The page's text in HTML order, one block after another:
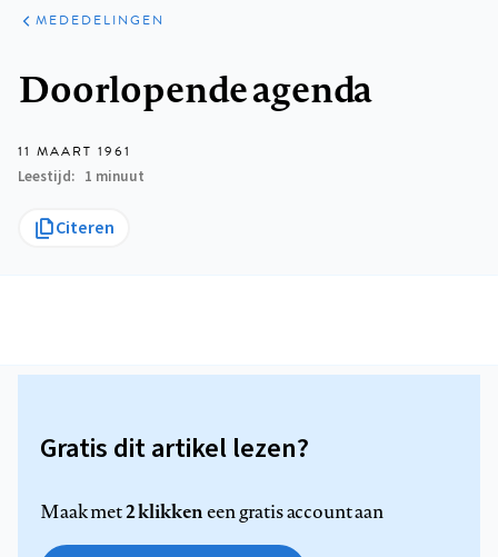
ARTIKELEN
VARIA
MEDEDELINGEN
Doorlopende agenda
11 MAART 1961
Leestijd
1 minuut
Citeren
Gratis dit artikel lezen?
Maak met2 klikkeneen gratis account aan